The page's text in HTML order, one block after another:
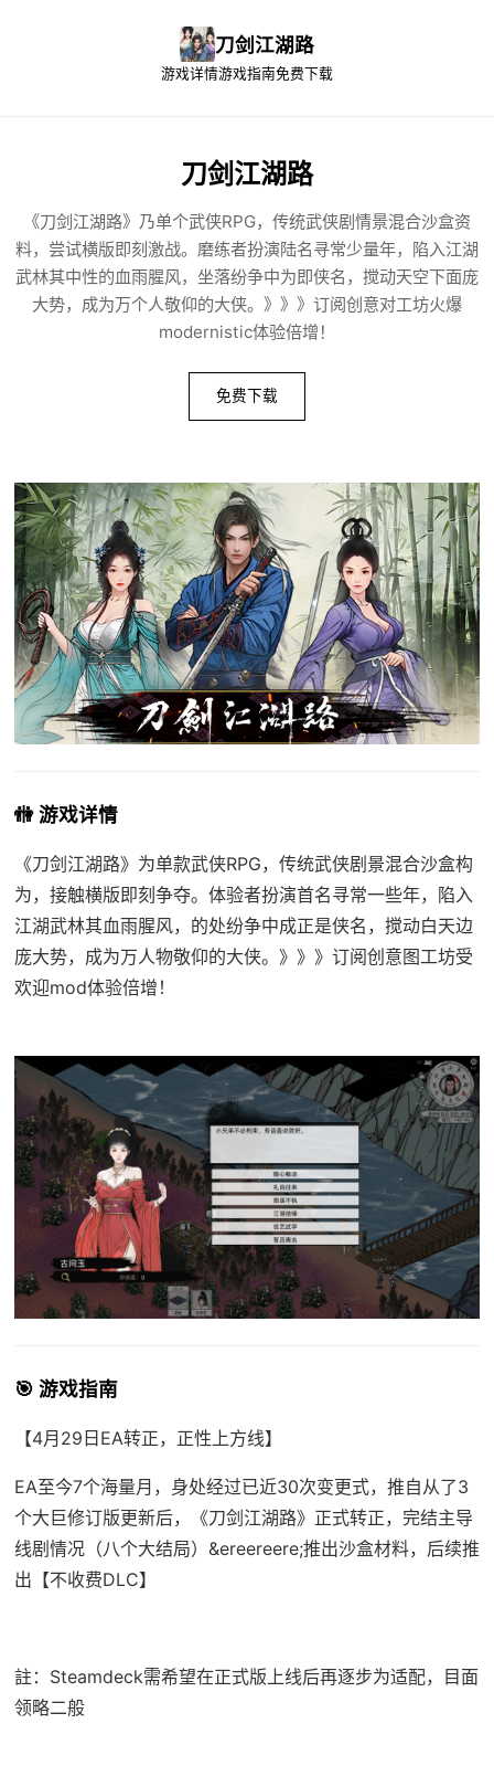
刀剑江湖路
游戏详情游戏指南免费下载
刀剑江湖路
《刀剑江湖路》乃单个武侠RPG，传统武侠剧情景混合沙盒资
料，尝试横版即刻激战。磨练者扮演陆名寻常少量年，陷入江湖
武林其中性的血雨腥风，坐落纷争中为即侠名，搅动天空下面庞
大势，成为万个人敬仰的大侠。》》》订阅创意对工坊火爆
modernistic体验倍增！
免费下载
🚻 游戏详情
《刀剑江湖路》为单款武侠RPG，传统武侠剧景混合沙盒构
为，接触横版即刻争夺。体验者扮演首名寻常一些年，陷入
江湖武林其血雨腥风，的处纷争中成正是侠名，搅动白天边
庞大势，成为万人物敬仰的大侠。》》》订阅创意图工坊受
欢迎mod体验倍增！
🎯 游戏指南
【4月29日EA转正，正性上方线】
EA至今7个海量月，身处经过已近30次变更式，推自从了3
个大巨修订版更新后，《刀剑江湖路》正式转正，完结主导
线剧情况（八个大结局）&ereereere;推出沙盒材料，后续推
出【不收费DLC】
註：Steamdeck需希望在正式版上线后再逐步为适配，目面
领略二般